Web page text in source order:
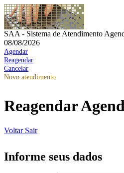
SAA - Sistema de Atendimento
08/08/2026
Agendar
Reagendar
Cancelar
Novo atendimento
Reagendar
Voltar Sair
Informe seus dados